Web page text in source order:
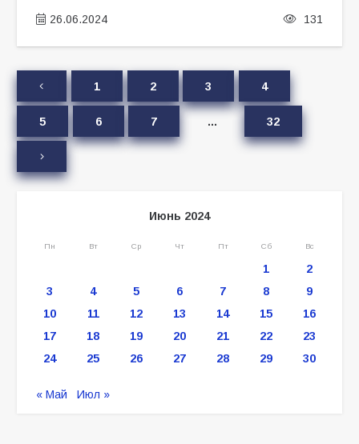
26.06.2024 131
1 2 3 4
5 6 7 … 32
Июнь 2024
Пн Вт Ср Чт Пт Сб Вс
1
2
3
4 5 6 7 8
9
10
11 12 13 14 15
16
17
18 19 20 21 22
23
24
25 26 27 28 29 30
« Май Июл »